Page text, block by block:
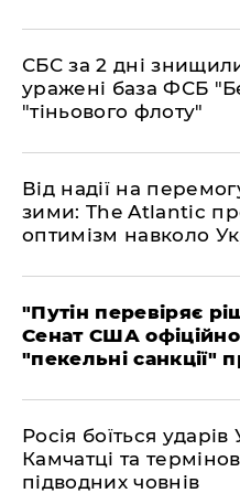
​СБС за 2 дні
уражені база ФСБ
"тіньового флоту"
​Від надії на
зими: The Atlantic
оптимізм навколо
​"Путін перевіряє
Сенат США
"пекельні санкції"
​Росія боїться
Камчатці та
підводних човнів